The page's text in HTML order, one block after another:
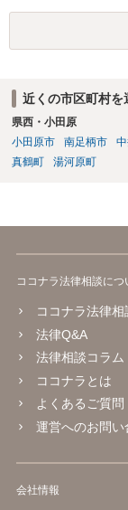
近くの市区町村を
県西・小田原
小田原市
南足柄市
真鶴町
湯河原町
ココナラ法律相談につ
ココナラ法律相
法律Q&A
法律相談コラム
ココナラとは
よくあるご質問
運営へのお問い
会社情報